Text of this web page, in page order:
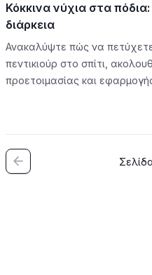
Κόκκινα νύχια στα
διάρκεια
Ανακαλύψτε πώς να
πεντικιούρ στο σπίτι,
προετοιμασίας και